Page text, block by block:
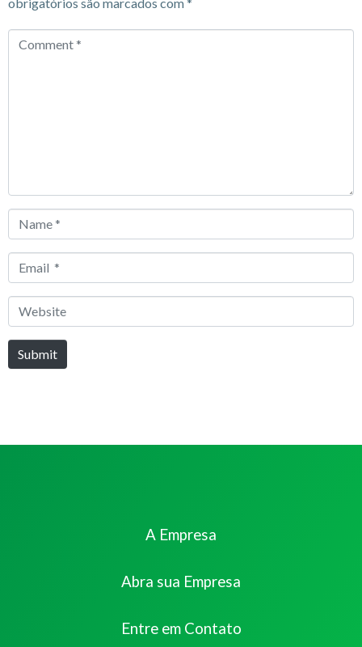
obrigatórios são marcados com*
Comment
Name
Email
Website
Submit
A Empresa
Abra sua Empresa
Entre em Contato